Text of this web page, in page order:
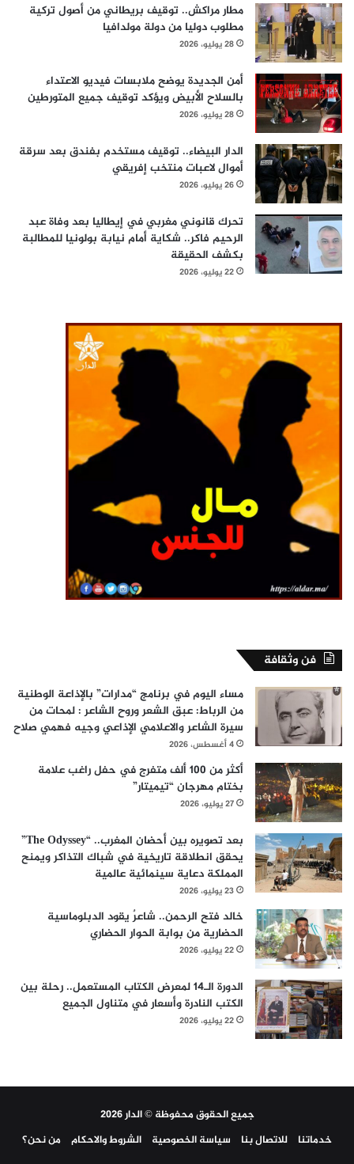
مطار مراكش.. توقيف بريطاني من أصول تركية
مطلوب دوليا من دولة مولدافيا
28 يوليو، 2026
أمن الجديدة يوضح ملابسات فيديو الاعتداء
بالسلاح الأبيض ويؤكد توقيف جميع المتورطين
28 يوليو، 2026
الدار البيضاء.. توقيف مستخدم بفندق بعد سرقة
أموال لاعبات منتخب إفريقي
26 يوليو، 2026
تحرك قانوني مغربي في إيطاليا بعد وفاة عبد
الرحيم فاكر.. شكاية أمام نيابة بولونيا للمطالبة
بكشف الحقيقة
22 يوليو، 2026
فن وثقافة
مساء اليوم في برنامج “مدارات” بالإذاعة الوطنية
من الرباط: عبق الشعر وروح الشاعر : لمحات من
سيرة الشاعر والاعلامي الإذاعي وجيه فهمي صلاح
4 أغسطس، 2026
أكثر من 100 ألف متفرج في حفل راغب علامة
بختام مهرجان “تيميتار”
27 يوليو، 2026
بعد تصويره بين أحضان المغرب.. “The Odyssey”
يحقق انطلاقة تاريخية في شباك التذاكر ويمنح
المملكة دعاية سينمائية عالمية
23 يوليو، 2026
خالد فتح الرحمن.. شاعرٌ يقود الدبلوماسية
الحضارية من بوابة الحوار الحضاري
22 يوليو، 2026
الدورة الـ14 لمعرض الكتاب المستعمل.. رحلة بين
الكتب النادرة وأسعار في متناول الجميع
22 يوليو، 2026
جميع الحقوق محفوظة © الدار 2026
خدماتنا
للاتصال بنا سياسة الخصوصية الشروط والاحكام من نحن؟